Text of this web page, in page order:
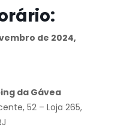
de 2024,
da Gávea
52 – Loja 265,